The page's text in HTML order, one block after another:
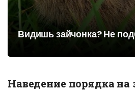
Видишь зайчонка? Не
Наведение порядка на